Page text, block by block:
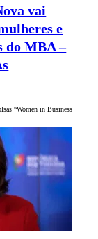
vai
e
do MBA –
“Women in Business